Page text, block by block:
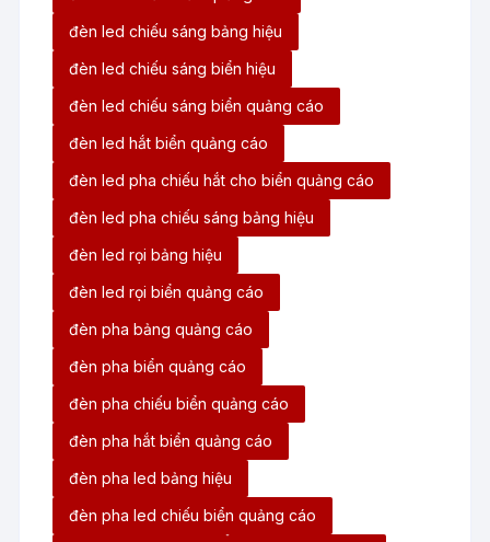
đèn led chiếu sáng bảng hiệu
đèn led chiếu sáng biển hiệu
đèn led chiếu sáng biển quảng cáo
đèn led hắt biển quảng cáo
đèn led pha chiếu hắt cho biển quảng cáo
đèn led pha chiếu sáng bảng hiệu
đèn led rọi bảng hiệu
đèn led rọi biển quảng cáo
đèn pha bảng quảng cáo
đèn pha biển quảng cáo
đèn pha chiếu biển quảng cáo
đèn pha hắt biển quảng cáo
đèn pha led bảng hiệu
đèn pha led chiếu biển quảng cáo